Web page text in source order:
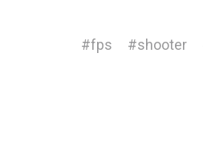
#fps #shooter